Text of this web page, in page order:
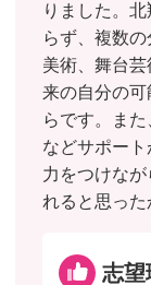
りました。
らず、複数
美術、舞台
来の自分の
らです。ま
などサポー
力をつけな
れると思った
志望